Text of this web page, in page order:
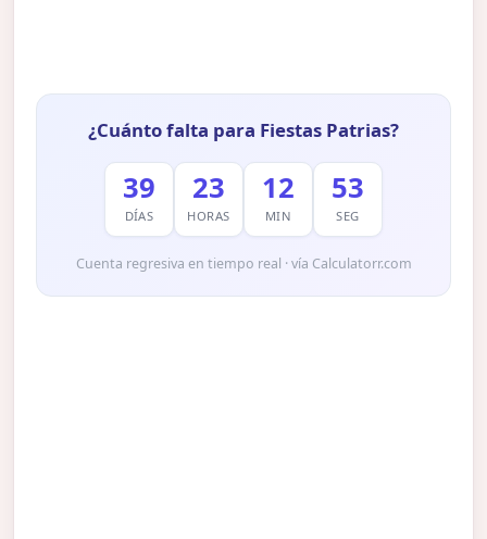
¿Cuánto falta para Fiestas Patrias?
39
DÍAS
23
HORAS
12
MIN
52
SEG
Cuenta regresiva en tiempo real · vía Calculatorr.com